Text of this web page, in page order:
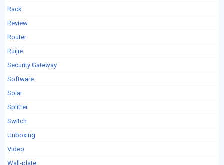
Rack
Review
Router
Ruijie
Security Gateway
Software
Solar
Splitter
Switch
Unboxing
Video
Wall-plate